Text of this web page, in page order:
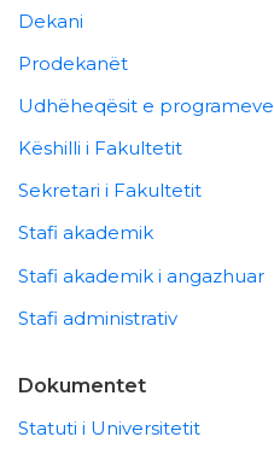
Dekani
Prodekanët
Udhëheqësit e programeve
Këshilli i Fakultetit
Sekretari i Fakultetit
Stafi akademik
Stafi akademik i angazhuar
Stafi administrativ
Dokumentet
Statuti i Universitetit